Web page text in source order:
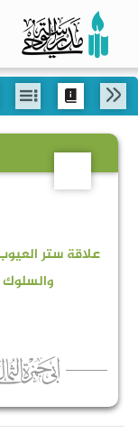
علاقة ستر
والسلوك